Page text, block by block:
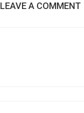
LEAVE A COMMENT